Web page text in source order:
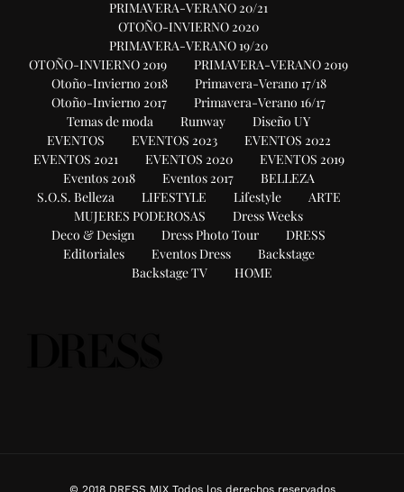
PRIMAVERA-VERANO 20/21
OTOÑO-INVIERNO 2020
PRIMAVERA-VERANO 19/20
OTOÑO-INVIERNO 2019
PRIMAVERA-VERANO 2019
Otoño-Invierno 2018
Primavera-Verano 17/18
Otoño-Invierno 2017
Primavera-Verano 16/17
Temas de moda
Runway
Diseño UY
EVENTOS
EVENTOS 2023
EVENTOS 2022
EVENTOS 2021
EVENTOS 2020
EVENTOS 2019
Eventos 2018
Eventos 2017
BELLEZA
S.O.S. Belleza
LIFESTYLE Lifestyle
ARTE
MUJERES PODEROSAS
Dress Weeks
Deco & Design
Dress Photo Tour
DRESS
Editoriales
Eventos Dress
Backstage
Backstage TV
HOME
© 2018 DRESS MIX Todos los derechos reservados